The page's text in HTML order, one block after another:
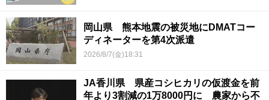
岡山県 熊本地震の被災地にDMATコー
ディネーターを第4次派遣
2026/8/7(金)18:31
JA香川県 県産コシヒカリの仮渡金を前
年より3割減の1万8000円に 農家から不